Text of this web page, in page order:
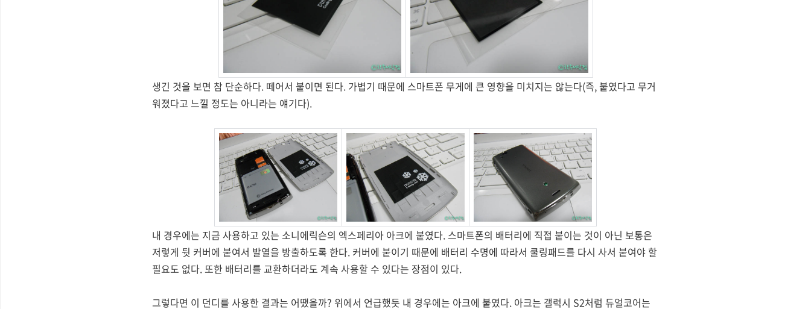
생긴 것을 보면 참 단순하다. 떼어서 붙이면 된다. 가볍기 때문에 스마트폰 무게에 큰 영향을 미치지는 않는다(즉, 붙였다고 무거
워졌다고 느낄 정도는 아니라는 얘기다).
내 경우에는 지금 사용하고 있는 소니에릭슨의 엑스페리아 아크에 붙였다. 스마트폰의 배터리에 직접 붙이는 것이 아닌 보통은
저렇게 뒷 커버에 붙여서 발열을 방출하도록 한다. 커버에 붙이기 때문에 배터리 수명에 따라서 쿨링패드를 다시 사서 붙여야 할
필요도 없다. 또한 배터리를 교환하더라도 계속 사용할 수 있다는 장점이 있다.
그렇다면 이 던디를 사용한 결과는 어땠을까? 위에서 언급했듯 내 경우에는 아크에 붙였다. 아크는 갤럭시 S2처럼 듀얼코어는